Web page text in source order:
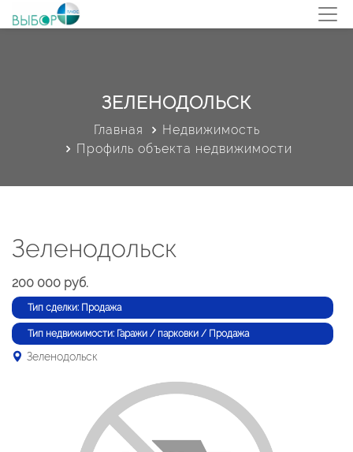
ЗЕЛЕНОДОЛЬСК
Главная
Недвижимость
Профиль объекта недвижимости
Зеленодольск
200 000 руб.
Тип сделки: Продажа
Тип недвижимости: Гаражи / парковки / Продажа
Зеленодольск